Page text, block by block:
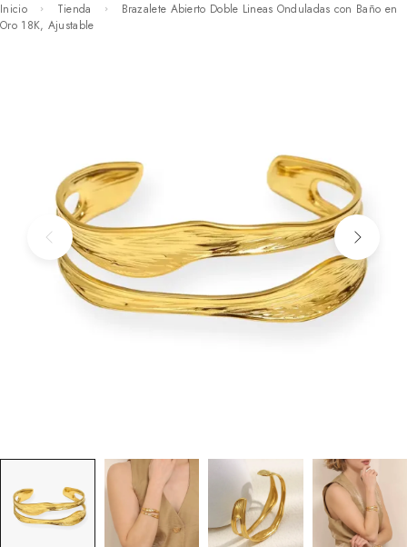
Inicio Tienda
Brazalete Abierto Doble Lineas Onduladas con Baño en
Oro 18K, Ajustable